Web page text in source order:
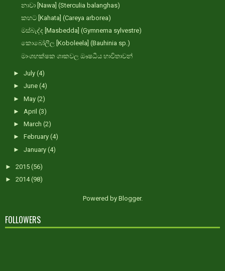
නාවා [Nawa] (Sterculia balanghas)
කහට [Kahata] (Careya arborea)
මස්බැද්ද [Masbedda] (Gymnema sylvestre)
කොබෝලීල [Koboleela] (Bauhinia sp.)
මාංශභක්ෂක ශාකවල ඖෂධීය භාවිතාවන්
► July (4)
► June (4)
► May (2)
► April (3)
► March (2)
► February (4)
► January (4)
► 2015 (56)
► 2014(98)
Powered by Blogger.
FOLLOWERS